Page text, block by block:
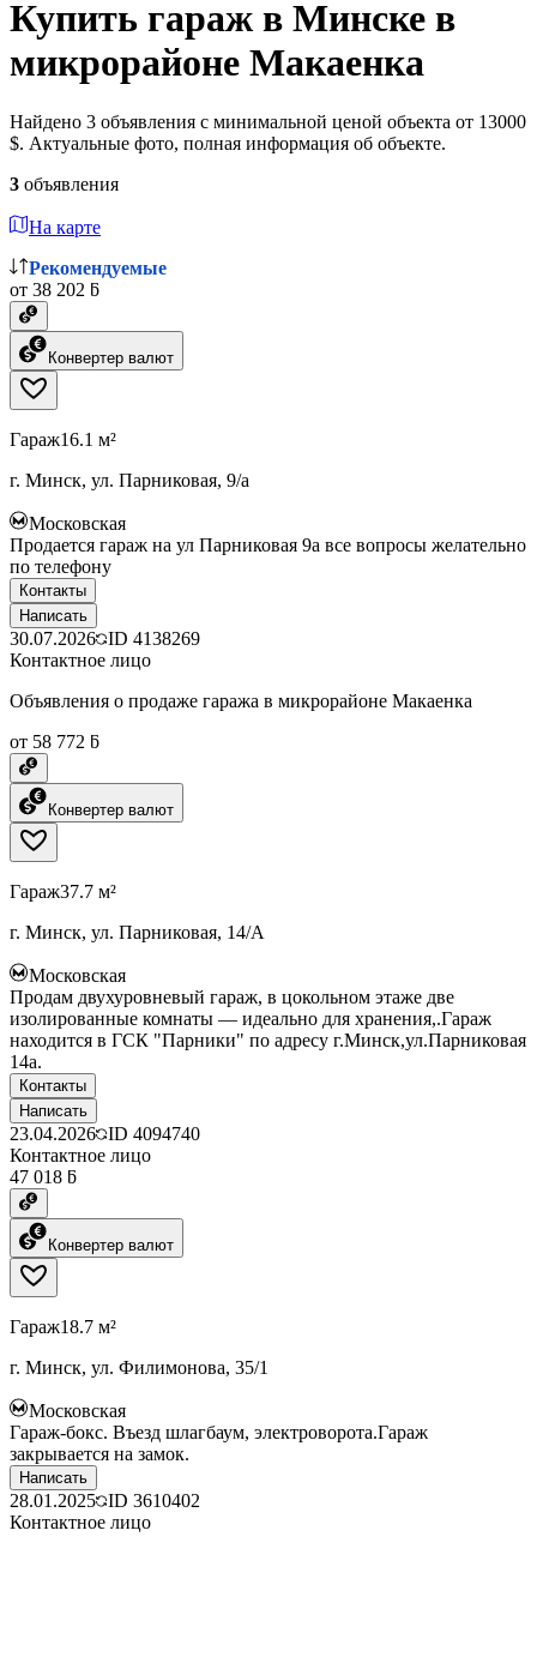
Купить гараж в Минске в
микрорайоне Макаенка
Найдено 3 объявления с минимальной ценой объекта от 13000
$. Актуальные фото, полная информация об объекте.
3 объявления
На карте
Рекомендуемые
от 38 202 ƃ
Конвертер валют
Гараж16.1 м²
г. Минск, ул. Парниковая, 9/а
Московская
Продается гараж на ул Парниковая 9а все вопросы желательно
по телефону
Контакты
Написать
30.07.2026 ID 4138269
Контактное лицо
Объявления о продаже гаража в микрорайоне Макаенка
от 58 772 ƃ
Конвертер валют
Гараж37.7 м²
г. Минск, ул. Парниковая, 14/А
Московская
Продам двухуровневый гараж, в цокольном этаже две
изолированные комнаты — идеально для хранения,.Гараж
находится в ГСК "Парники" по адресу г.Минск,ул.Парниковая
14а.
Контакты
Написать
23.04.2026 ID 4094740
Контактное лицо
47 018 ƃ
Конвертер валют
Гараж18.7 м²
г. Минск, ул. Филимонова, 35/1
Московская
Гараж-бокс. Въезд шлагбаум, электроворота.Гараж
закрывается на замок.
Написать
28.01.2025 ID 3610402
Контактное лицо